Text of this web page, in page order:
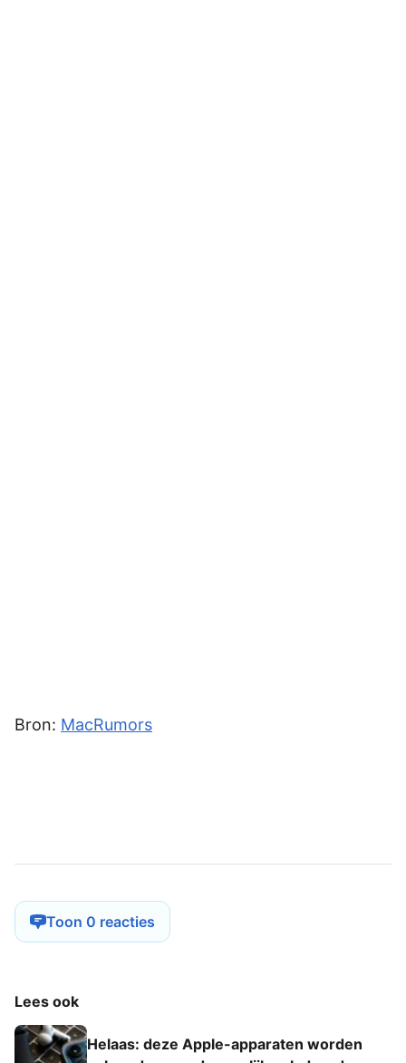
Bron: MacRumors
Toon 0 reacties
Lees ook
Helaas: deze Apple-apparaten worden